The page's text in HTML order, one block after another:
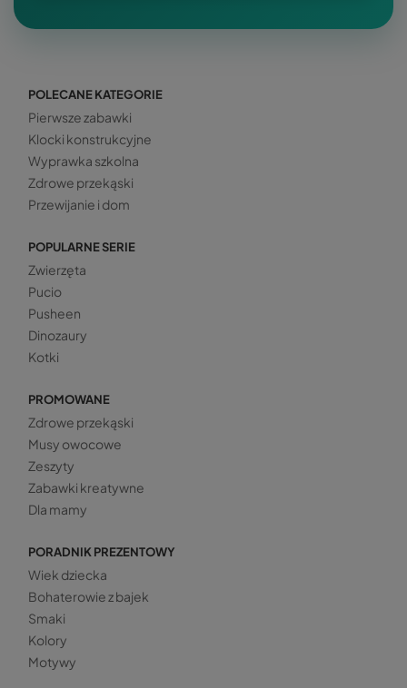
POLECANE KATEGORIE
Pierwsze zabawki
Klocki konstrukcyjne
Wyprawka szkolna
Zdrowe przekąski
Przewijanie i dom
POPULARNE SERIE
Zwierzęta
Pucio
Pusheen
Dinozaury
Kotki
PROMOWANE
Zdrowe przekąski
Musy owocowe
Zeszyty
Zabawki kreatywne
Dla mamy
PORADNIK PREZENTOWY
Wiek dziecka
Bohaterowie z bajek
Smaki
Kolory
Motywy